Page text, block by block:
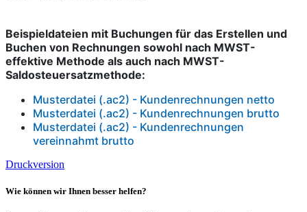
Beispieldateien mit Buchungen für das Erstellen und
Buchen von Rechnungen sowohl nach MWST-
effektive Methode als auch nach MWST-
Saldosteuersatzmethode:
Musterdatei (.ac2) - Kundenrechnungen netto
Musterdatei (.ac2) - Kundenrechnungen brutto
Musterdatei (.ac2) - Kundenrechnungen
vereinnahmt brutto
Druckversion
Wie können wir Ihnen besser helfen?